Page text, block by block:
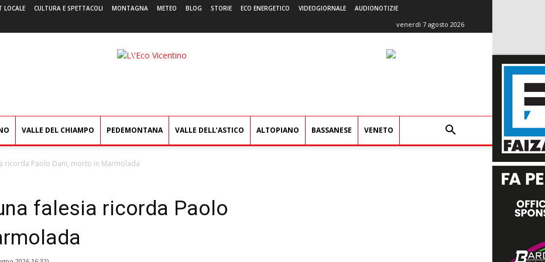
LOCALE CULTURA E SPETTACOLI MONTAGNA METEO BLOG STORIE ECO ENERGETICO VIDEOGIORNALE AUDIONOTIZIE
venerdì 7 agosto 2026
L'Eco
VALLE DEL CHIAMPO PEDEMONTANA VALLE DELL’ASTICO ALTOPIANO BASSANESE VENETO
ricorda Paolo Dani, morto in Marmolada
falesia ricorda Paolo